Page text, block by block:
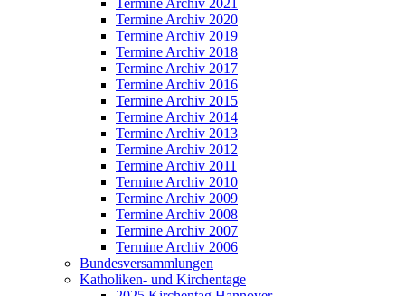
Termine Archiv 2021
Termine Archiv 2020
Termine Archiv 2019
Termine Archiv 2018
Termine Archiv 2017
Termine Archiv 2016
Termine Archiv 2015
Termine Archiv 2014
Termine Archiv 2013
Termine Archiv 2012
Termine Archiv 2011
Termine Archiv 2010
Termine Archiv 2009
Termine Archiv 2008
Termine Archiv 2007
Termine Archiv 2006
Bundesversammlungen
Katholiken- und Kirchentage